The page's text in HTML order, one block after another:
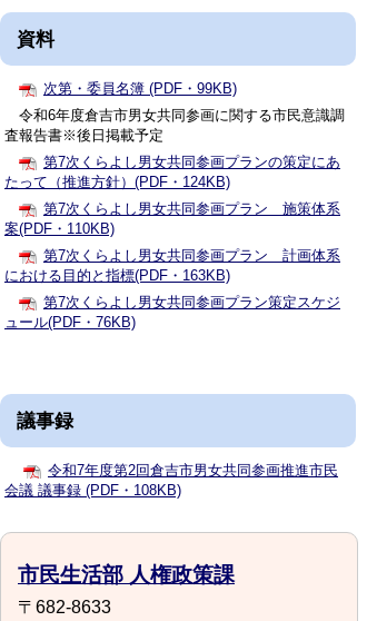
資料
次第・委員名簿 (PDF・99KB)
令和6年度倉吉市男女共同参画に関する市民意識調
査報告書※後日掲載予定
第7次くらよし男女共同参画プランの策定にあ
たって（推進方針）(PDF・124KB)
第7次くらよし男女共同参画プラン 施策体系
案(PDF・110KB)
第7次くらよし男女共同参画プラン 計画体系
における目的と指標(PDF・163KB)
第7次くらよし男女共同参画プラン策定スケジ
ュール(PDF・76KB)
議事録
令和7年度第2回倉吉市男女共同参画推進市民
会議 議事録 (PDF・108KB)
市民生活部 人権政策課
〒682-8633